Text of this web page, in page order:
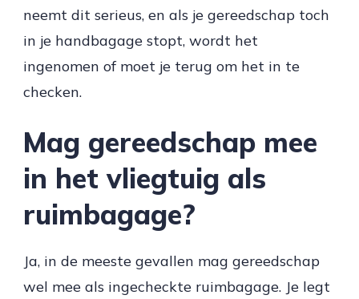
neemt dit serieus, en als je gereedschap toch
in je handbagage stopt, wordt het
ingenomen of moet je terug om het in te
checken.
Mag gereedschap mee
in het vliegtuig als
ruimbagage?
Ja, in de meeste gevallen mag gereedschap
wel mee als ingecheckte ruimbagage. Je legt